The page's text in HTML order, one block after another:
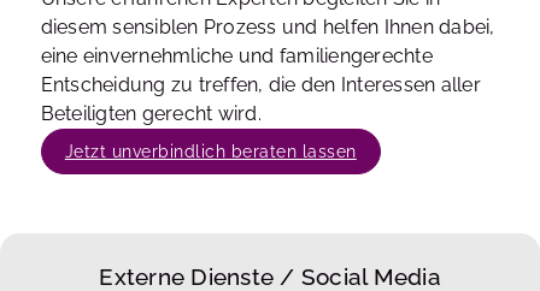
diesem sensiblen Prozess und helfen Ihnen dabei,
eine einvernehmliche und familiengerechte
Entscheidung zu treffen, die den Interessen aller
Beteiligten gerecht wird.
Jetzt unverbindlich beraten lassen
Externe Dienste / Social Media